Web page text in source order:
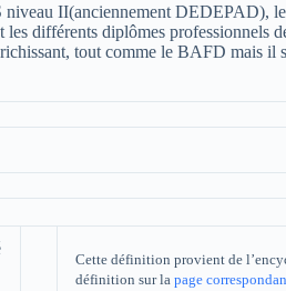
niveau II(anciennement DEDEPAD),
les différents diplômes professionnels
tout comme le BAFD mais il
Cette définition provient de
définition sur la page